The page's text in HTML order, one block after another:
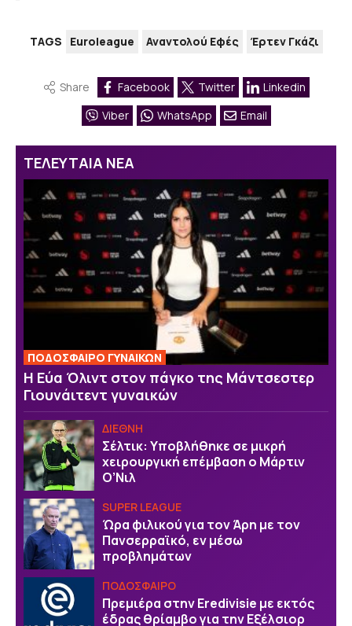
TAGS Euroleague Αναντολού Εφές Έρτεν Γκάζι
Share Facebook Twitter
Linkedin
Viber
WhatsApp Email
ΤΕΛΕΥΤΑΙΑ ΝΕΑ
ΠΟΔΟΣΦΑΙΡΟ ΓΥΝΑΙΚΩΝ
Η Εύα Όλιντ στον πάγκο της Μάντσεστερ
Γιουνάιτεντ γυναικών
ΔΙΕΘΝΗ
Σέλτικ: Υποβλήθηκε σε μικρή
χειρουργική επέμβαση ο Μάρτιν
Ο’Νιλ
SUPER LEAGUE
Ώρα φιλικού για τον Άρη με τον
Πανσερραϊκό, εν μέσω
προβλημάτων
ΠΟΔΟΣΦΑΙΡΟ
Πρεμιέρα στην Eredivisie με εκτός
έδρας θρίαμβο για την Εξέλσιορ